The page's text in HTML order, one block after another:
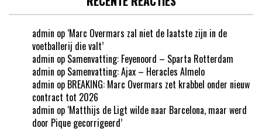
admin op ‘Marc Overmars zal niet de laatste zijn in de
voetballerij die valt’
admin op Samenvatting: Feyenoord – Sparta Rotterdam
admin op Samenvatting: Ajax – Heracles Almelo
admin op BREAKING: Marc Overmars zet krabbel onder nieuw
contract tot 2026
admin op ‘Matthijs de Ligt wilde naar Barcelona, maar werd
door Pique gecorrigeerd’